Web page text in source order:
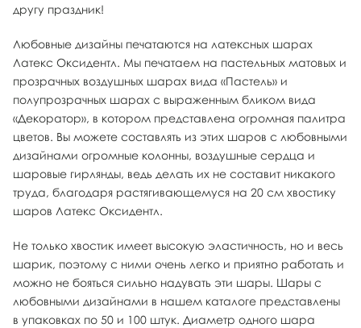
другу праздник!
Любовные дизайны печатаются на латексных шарах
Латекс Оксидентл. Мы печатаем на пастельных матовых и
прозрачных воздушных шарах вида «Пастель» и
полупрозрачных шарах с выраженным бликом вида
«Декоратор», в котором представлена огромная палитра
цветов. Вы можете составлять из этих шаров с любовными
дизайнами огромные колонны, воздушные сердца и
шаровые гирлянды, ведь делать их не составит никакого
труда, благодаря растягивающемуся на 20 см хвостику
шаров Латекс Оксидентл.
Не только хвостик имеет высокую эластичность, но и весь
шарик, поэтому с ними очень легко и приятно работать и
можно не бояться сильно надувать эти шары. Шары с
любовными дизайнами в нашем каталоге представлены
в упаковках по 50 и 100 штук. Диаметр одного шара